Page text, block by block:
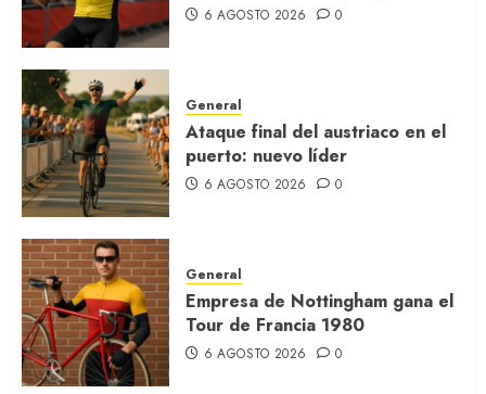
6 AGOSTO 2026 0
General
Ataque final del austriaco en el
puerto: nuevo líder
6 AGOSTO 2026 0
General
Empresa de Nottingham gana el
Tour de Francia 1980
6 AGOSTO 2026 0